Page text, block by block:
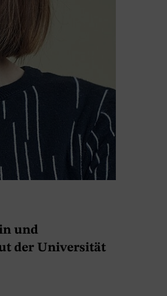
und
der Universität